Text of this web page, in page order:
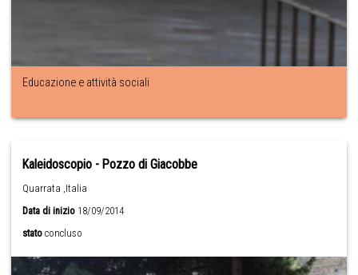
Educazione e attività sociali
Kaleidoscopio - Pozzo di Giacobbe
Quarrata ,Italia
Data di inizio 18/09/2014
stato concluso